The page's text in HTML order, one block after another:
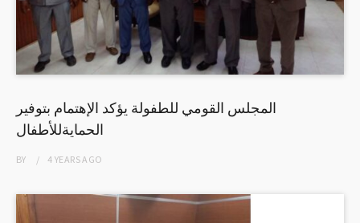
المجلس القومي للطفولة يؤكد الإهتمام بتوفير
الحمايةللأطفال
BY 4 YEARSAGO